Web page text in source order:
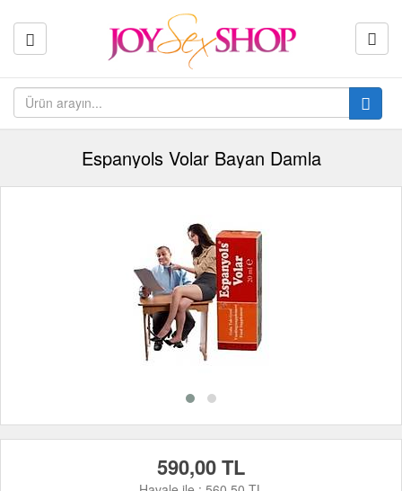
Espanyols Volar Bayan Damla
590,00 TL